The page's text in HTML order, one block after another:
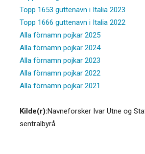
Topp 1653 guttenavn i Italia 2023
Topp 1666 guttenavn i Italia 2022
Alla förnamn pojkar 2025
Alla förnamn pojkar 2024
Alla förnamn pojkar 2023
Alla förnamn pojkar 2022
Alla förnamn pojkar 2021
Kilde(r):Navneforsker Ivar Utne og
sentralbyrå.